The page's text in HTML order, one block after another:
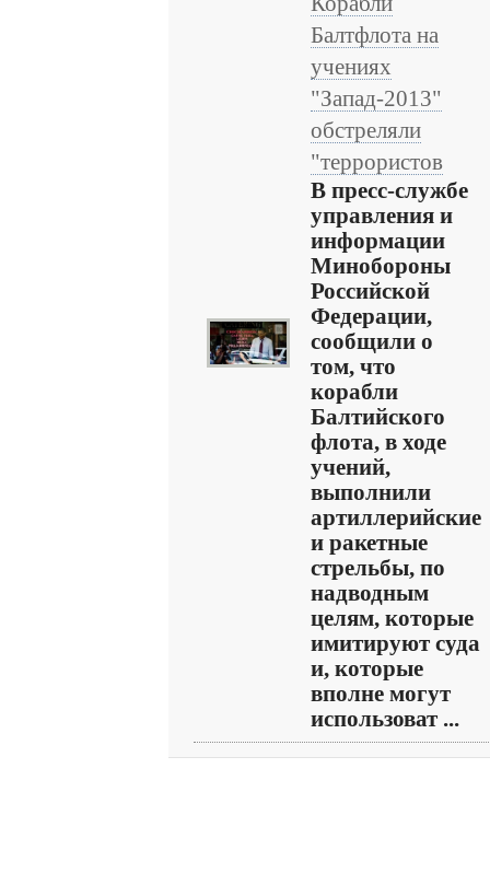
Балтфлота на
учениях
"Запад-2013"
обстреляли
"террористов
В пресс-службе
управления и
информации
Минобороны
Российской
Федерации,
сообщили о
том, что
корабли
Балтийского
флота, в ходе
учений,
выполнили
артиллерийские
и ракетные
стрельбы, по
надводным
целям, которые
имитируют суда
и, которые
вполне могут
использоват ...